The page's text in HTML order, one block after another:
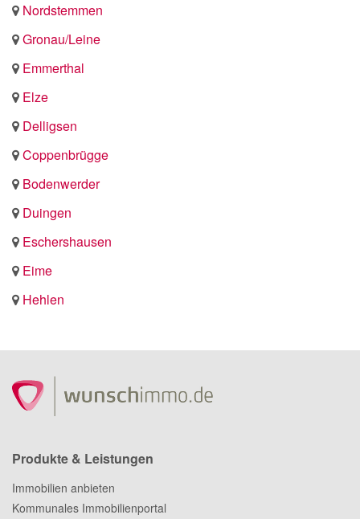
Nordstemmen
Gronau/Leine
Emmerthal
Elze
Delligsen
Coppenbrügge
Bodenwerder
Duingen
Eschershausen
Eime
Hehlen
Produkte & Leistungen
Immobilien anbieten
Kommunales Immobilienportal